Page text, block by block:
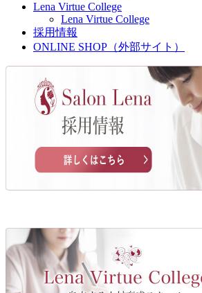
Lena Virtue College
Lena Virtue College
採用情報
ONLINE SHOP（外部サイト）